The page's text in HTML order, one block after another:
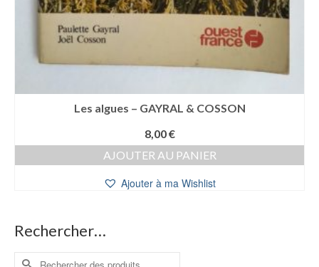
Les algues – GAYRAL & COSSON
8,00€
AJOUTER AU PANIER
Ajouter à ma Wishlist
Rechercher…
Rechercher :